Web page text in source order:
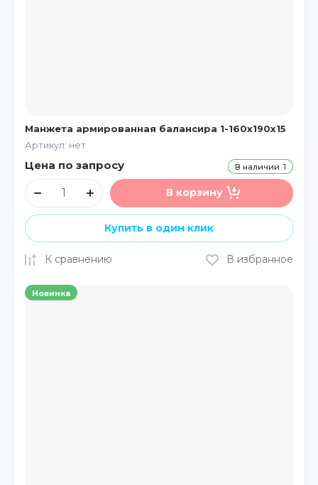
Манжета армированная балансира 1-160х190х15
Артикул: нет
В наличии 1
Цена по запросу
В корзину
Купить в один клик
К сравнению В избранное
Новинка